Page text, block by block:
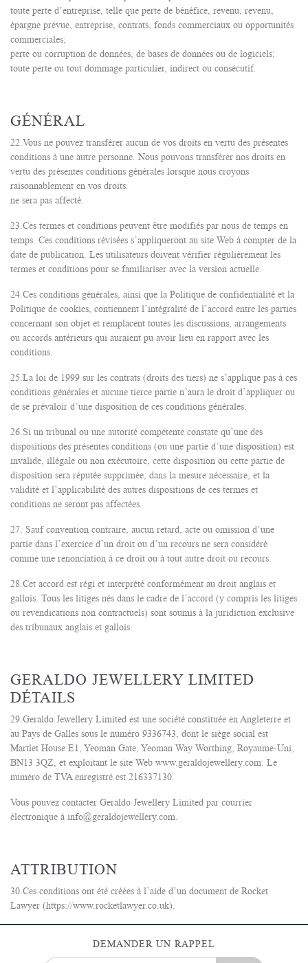
toute perte d’entreprise, telle que perte de bénéfice, revenu, revenu,
épargne prévue, entreprise, contrats, fonds commerciaux ou opportunités
commerciales;
perte ou corruption de données, de bases de données ou de logiciels;
toute perte ou tout dommage particulier, indirect ou consécutif.
GÉNÉRAL
22.Vous ne pouvez transférer aucun de vos droits en vertu des présentes
conditions à une autre personne. Nous pouvons transférer nos droits en
vertu des présentes conditions générales lorsque nous croyons
raisonnablement en vos droits.
ne sera pas affecté.
23.Ces termes et conditions peuvent être modifiés par nous de temps en
temps. Ces conditions révisées s’appliqueront au site Web à compter de la
date de publication. Les utilisateurs doivent vérifier régulièrement les
termes et conditions pour se familiariser avec la version actuelle.
24.Ces conditions générales, ainsi que la Politique de confidentialité et la
Politique de cookies, contiennent l’intégralité de l’accord entre les parties
concernant son objet et remplacent toutes les discussions, arrangements
ou accords antérieurs qui auraient pu avoir lieu en rapport avec les
conditions.
25.La loi de 1999 sur les contrats (droits des tiers) ne s’applique pas à ces
conditions générales et aucune tierce partie n’aura le droit d’appliquer ou
de se prévaloir d’une disposition de ces conditions générales.
26.Si un tribunal ou une autorité compétente constate qu’une des
dispositions des présentes conditions (ou une partie d’une disposition) est
invalide, illégale ou non exécutoire, cette disposition ou cette partie de
disposition sera réputée supprimée, dans la mesure nécessaire, et la
validité et l’applicabilité des autres dispositions de ces termes et
conditions ne seront pas affectées.
27. Sauf convention contraire, aucun retard, acte ou omission d’une
partie dans l’exercice d’un droit ou d’un recours ne sera considéré
comme une renonciation à ce droit ou à tout autre droit ou recours.
28.Cet accord est régi et interprété conformément au droit anglais et
gallois. Tous les litiges nés dans le cadre de l’accord (y compris les litiges
ou revendications non contractuels) sont soumis à la juridiction exclusive
des tribunaux anglais et gallois.
GERALDO JEWELLERY LIMITED
DÉTAILS
29.Geraldo Jewellery Limited est une société constituée en Angleterre et
au Pays de Galles sous le numéro 9336743, dont le siège social est
Martlet House E1, Yeoman Gate, Yeoman Way Worthing, Royaume-Uni,
BN13 3QZ, et exploitant le site Web www.geraldojewellery.com. Le
numéro de TVA enregistré est 216337130.
Vous pouvez contacter Geraldo Jewellery Limited par courrier
électronique à info@geraldojewellery.com.
ATTRIBUTION
30.Ces conditions ont été créées à l’aide d’un document de Rocket
Lawyer (https://www.rocketlawyer.co.uk).
DEMANDER UN RAPPEL